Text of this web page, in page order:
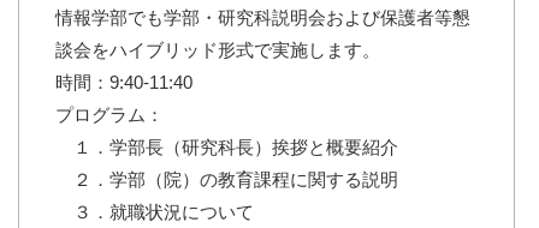
情報学部でも学部・研究科説明会および保護者等懇
談会をハイブリッド形式で実施します。
時間：9:40-11:40
プログラム：
１．学部長（研究科長）挨拶と概要紹介
２．学部（院）の教育課程に関する説明
３．就職状況について